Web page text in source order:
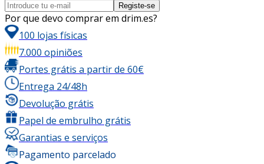
Registe-se
Por que devo comprar em drim.es?
100 lojas físicas
7.000 opiniões
Portes grátis a partir de 60€
Entrega 24/48h
Devolução grátis
Papel de embrulho grátis
Garantias e serviços
Pagamento parcelado